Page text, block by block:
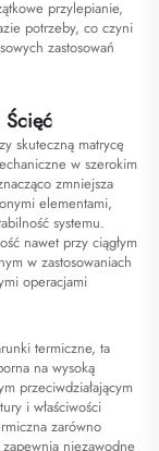
przylepianie,
potrzeby, co czyni
zastosowań
Ścięć
skuteczną matrycę
w szerokim
zmniejsza
elementami,
systemu.
nawet przy ciągłym
w zastosowaniach
operacjami
termiczne, ta
na wysoką
przeciwdziałającym
i właściwości
zarówno
niezawodne